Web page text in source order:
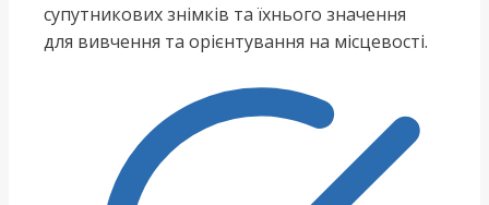
супутникових знімків та їхнього значення
для вивчення та орієнтування на місцевості.